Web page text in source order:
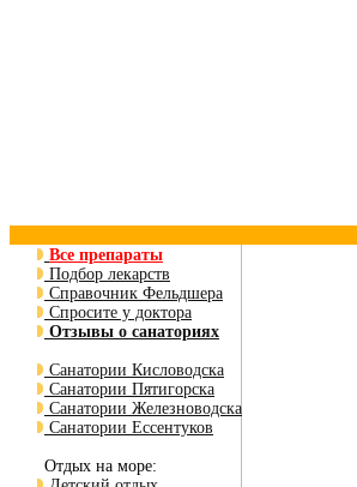
Все препараты
Подбор лекарств
Справочник Фельдшера
Спросите у доктора
Отзывы о санаториях
Санатории Кисловодска
Санатории Пятигорска
Санатории Железноводска
Санатории Ессентуков
Отдых на море: